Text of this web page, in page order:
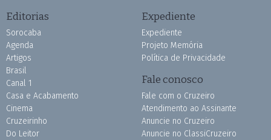
Editorias
Sorocaba
Agenda
Artigos
Brasil
Canal 1
Casa e Acabamento
Cinema
Cruzeirinho
Do Leitor
Expediente
Expediente
Projeto Memória
Política de Privacidade
Fale conosco
Fale com o Cruzeiro
Atendimento ao Assinante
Anuncie no Cruzeiro
Anuncie no ClassiCruzeiro